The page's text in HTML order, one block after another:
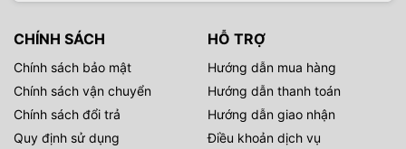
CHÍNH SÁCH
Chính sách bảo mật
Chính sách vận chuyển
Chính sách đổi trả
Quy định sử dụng
HỖ TRỢ
Hướng dẫn mua hàng
Hướng dẫn thanh toán
Hướng dẫn giao nhận
Điều khoản dịch vụ